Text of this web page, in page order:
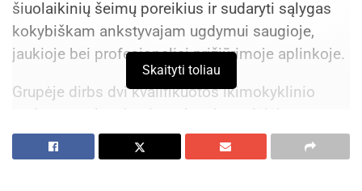
šiuolaikinių šeimų poreikius ir sudaryti sąlygas
kokybiškam ankstyvajam ugdymui saugioje,
jaukioje bei profesionaliai prižiūrimoje aplinkoje.
Grupėje dirbs dvi kvalifikuotos ikimokyklinio
ugdymo mokytojos ir mokytojo padėjėja,
užtikrinančios individualų dėmesį kiekvienam
vaikui, atsižvelgiant į jo amžių, raidos ypatumus ir
Skaityti toliau